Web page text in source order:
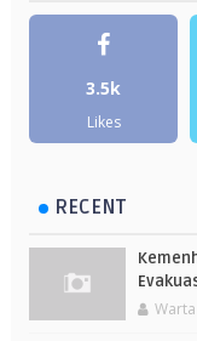
3.5k
Likes
RECENT